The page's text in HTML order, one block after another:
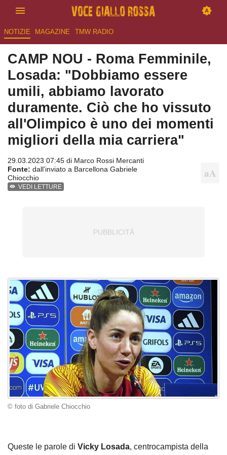
NOTIZIE MAGAZINE TMW RADIO
CAMP NOU - Roma Femminile,
Losada: "Dobbiamo essere
umili, abbiamo lavorato
duramente. Ciò che ho vissuto
all'Olimpico è uno dei momenti
migliori della mia carriera"
29.03.2023 07:45 di Marco Rossi Mercanti
Fonte: dall'inviato a Barcellona Gabriele
Chiocchio
VEDI LETTURE
© foto di Gabriele Chiocchio
Queste le parole di Vicky Losada, centrocampista della